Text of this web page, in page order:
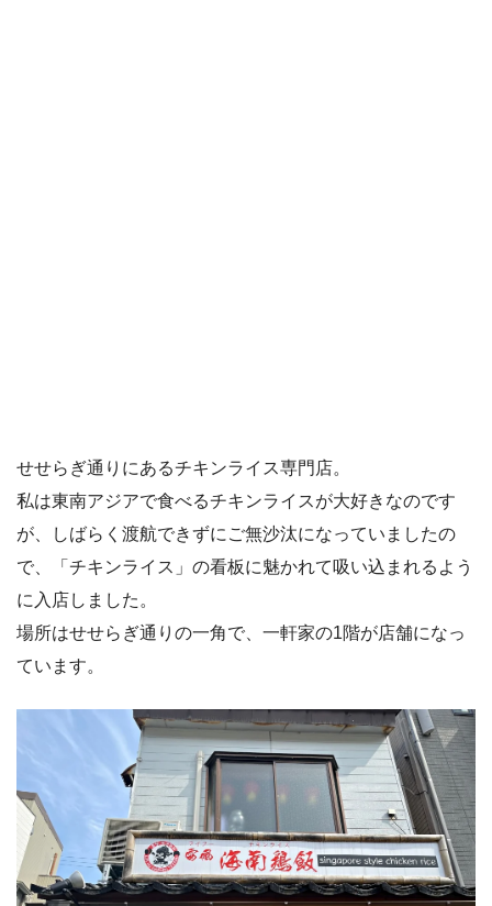
せせらぎ通りにあるチキンライス専門店。
私は東南アジアで食べるチキンライスが大好きなのです
が、しばらく渡航できずにご無沙汰になっていましたの
で、「チキンライス」の看板に魅かれて吸い込まれるよう
に入店しました。
場所はせせらぎ通りの一角で、一軒家の1階が店舗になっ
ています。